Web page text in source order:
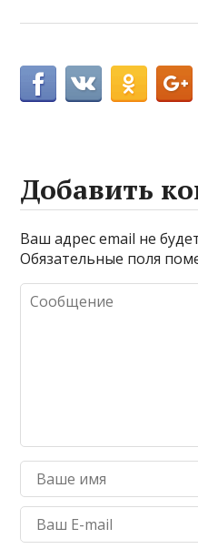
Добавить
Ваш адрес email не
Обязательные поля